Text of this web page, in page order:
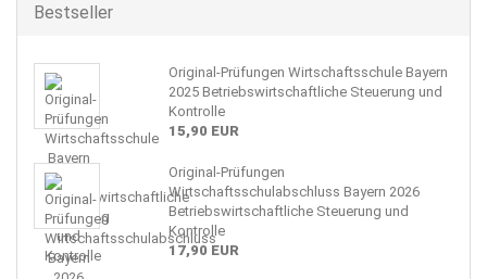
Bestseller
Original-Prüfungen Wirtschaftsschule Bayern
2025 Betriebswirtschaftliche Steuerung und
Kontrolle
15,90 EUR
Original-Prüfungen
Wirtschaftsschulabschluss Bayern 2026
Betriebswirtschaftliche Steuerung und
Kontrolle
17,90 EUR